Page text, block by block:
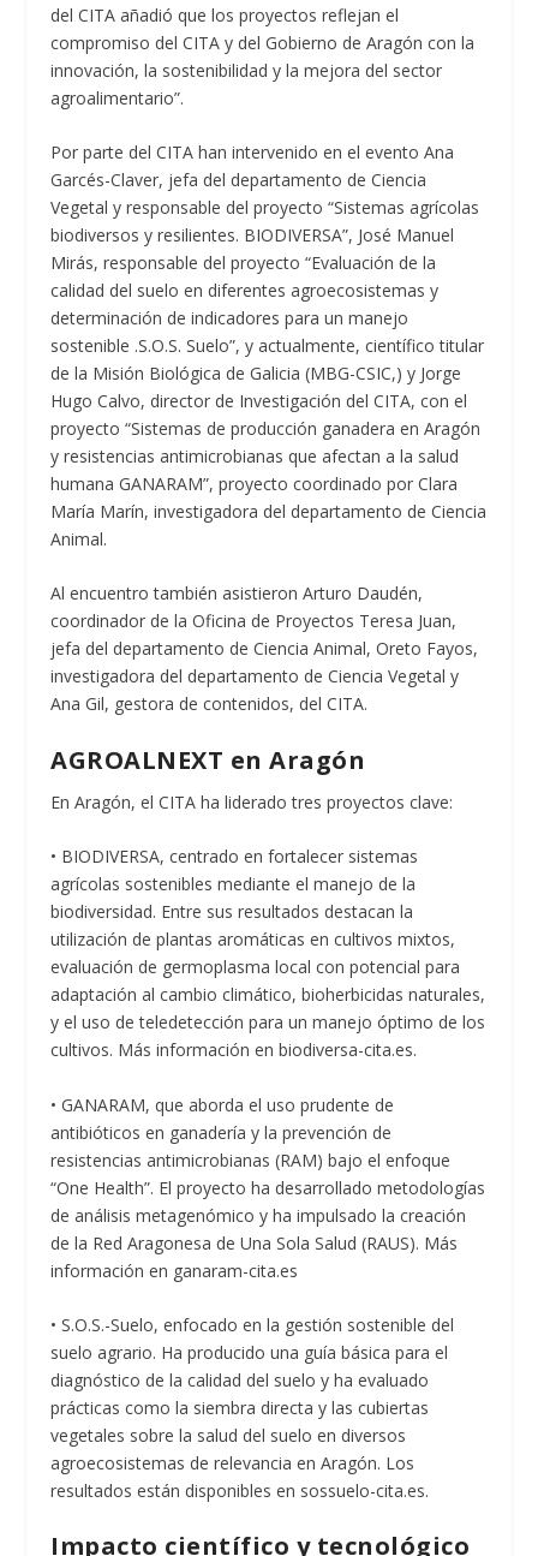
del CITA añadió que los proyectos reflejan el
compromiso del CITA y del Gobierno de Aragón con la
innovación, la sostenibilidad y la mejora del sector
agroalimentario”.
Por parte del CITA han intervenido en el evento Ana
Garcés-Claver, jefa del departamento de Ciencia
Vegetal y responsable del proyecto “Sistemas agrícolas
biodiversos y resilientes. BIODIVERSA”, José Manuel
Mirás, responsable del proyecto “Evaluación de la
calidad del suelo en diferentes agroecosistemas y
determinación de indicadores para un manejo
sostenible .S.O.S. Suelo”, y actualmente, científico titular
de la Misión Biológica de Galicia (MBG-CSIC,) y Jorge
Hugo Calvo, director de Investigación del CITA, con el
proyecto “Sistemas de producción ganadera en Aragón
y resistencias antimicrobianas que afectan a la salud
humana GANARAM”, proyecto coordinado por Clara
María Marín, investigadora del departamento de Ciencia
Animal.
Al encuentro también asistieron Arturo Daudén,
coordinador de la Oficina de Proyectos Teresa Juan,
jefa del departamento de Ciencia Animal, Oreto Fayos,
investigadora del departamento de Ciencia Vegetal y
Ana Gil, gestora de contenidos, del CITA.
AGROALNEXT en Aragón
En Aragón, el CITA ha liderado tres proyectos clave:
• BIODIVERSA, centrado en fortalecer sistemas
agrícolas sostenibles mediante el manejo de la
biodiversidad. Entre sus resultados destacan la
utilización de plantas aromáticas en cultivos mixtos,
evaluación de germoplasma local con potencial para
adaptación al cambio climático, bioherbicidas naturales,
y el uso de teledetección para un manejo óptimo de los
cultivos. Más información en biodiversa-cita.es.
• GANARAM, que aborda el uso prudente de
antibióticos en ganadería y la prevención de
resistencias antimicrobianas (RAM) bajo el enfoque
“One Health”. El proyecto ha desarrollado metodologías
de análisis metagenómico y ha impulsado la creación
de la Red Aragonesa de Una Sola Salud (RAUS). Más
información en ganaram-cita.es
• S.O.S.-Suelo, enfocado en la gestión sostenible del
suelo agrario. Ha producido una guía básica para el
diagnóstico de la calidad del suelo y ha evaluado
prácticas como la siembra directa y las cubiertas
vegetales sobre la salud del suelo en diversos
agroecosistemas de relevancia en Aragón. Los
resultados están disponibles en sossuelo-cita.es.
Impacto científico y tecnológico